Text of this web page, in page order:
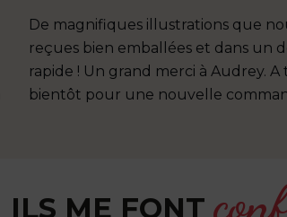
De magnifiques illustrations que
reçues bien emballées et dans un
rapide ! Un grand merci à Audrey. A
bientôt pour une nouvelle
ILS ME FONT